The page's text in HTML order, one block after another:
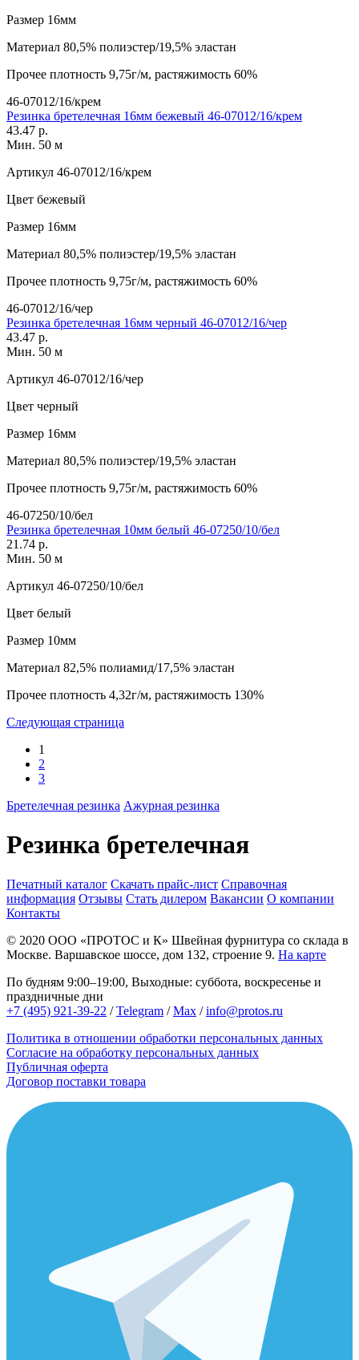
Размер 16мм
Материал 80,5% полиэстер/19,5% эластан
Прочее плотность 9,75г/м, растяжимость 60%
46-07012/16/крем
Резинка бретелечная 16мм бежевый 46-07012/16/крем
43.47 р.
Мин. 50 м
Артикул 46-07012/16/крем
Цвет бежевый
Размер 16мм
Материал 80,5% полиэстер/19,5% эластан
Прочее плотность 9,75г/м, растяжимость 60%
46-07012/16/чер
Резинка бретелечная 16мм черный 46-07012/16/чер
43.47 р.
Мин. 50 м
Артикул 46-07012/16/чер
Цвет черный
Размер 16мм
Материал 80,5% полиэстер/19,5% эластан
Прочее плотность 9,75г/м, растяжимость 60%
46-07250/10/бел
Резинка бретелечная 10мм белый 46-07250/10/бел
21.74 р.
Мин. 50 м
Артикул 46-07250/10/бел
Цвет белый
Размер 10мм
Материал 82,5% полиамид/17,5% эластан
Прочее плотность 4,32г/м, растяжимость 130%
Следующая страница
1
2
3
Бретелечная резинка Ажурная резинка
Резинка бретелечная
Печатный каталог Скачать прайс-лист Справочная
информация Отзывы Стать дилером Вакансии О компании
Контакты
© 2020 ООО «ПРОТОС и К» Швейная фурнитура со склада в
Москве. Варшавское шоссе, дом 132, строение 9. На карте
По будням 9:00–19:00, Выходные: суббота, воскресенье и
праздничные дни
+7 (495) 921-39-22 /Telegram /Max /info@protos.ru
Политика в отношении обработки персональных данных
Согласие на обработку персональных данных
Публичная оферта
Договор поставки товара